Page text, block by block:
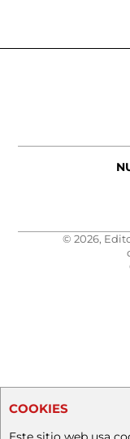
© 2026,
COOKIES